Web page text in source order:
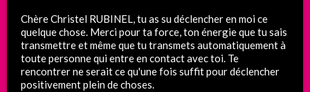
Chère Christel RUBINEL, tu as su déclencher en moi ce
quelque chose. Merci pour ta force, ton énergie que tu sais
transmettre et même que tu transmets automatiquement à
toute personne qui entre en contact avec toi. Te
rencontrer ne serait ce qu'une fois suffit pour déclencher
positivement plein de choses.